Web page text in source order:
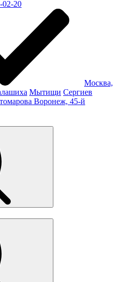
02-20
Москва,
Мытищи Сергиев
Воронеж, 45-й